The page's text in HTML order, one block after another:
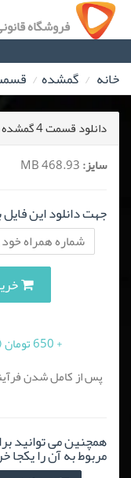
فروشگاه
خانه گمشده قسمت 4
دانلود قسمت 4 گمشده با کیفیت 720
سایز:
جهت دانلود این فایل
خرید
+ 650 تومان (10 درصد مالیات بر ارزش افزوده)
پس از کامل شدن
همچنین می توانید
مربوط به آن را یکجا